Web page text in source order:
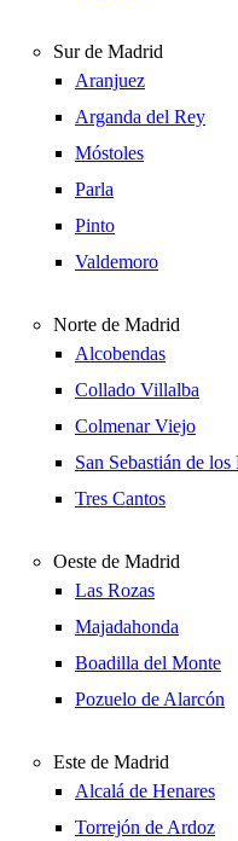
Sur de Madrid
Aranjuez
Arganda del Rey
Móstoles
Parla
Pinto
Valdemoro
Norte de Madrid
Alcobendas
Collado Villalba
Colmenar Viejo
San Sebastián de los
Tres Cantos
Oeste de Madrid
Las Rozas
Majadahonda
Boadilla del Monte
Pozuelo de Alarcón
Este de Madrid
Alcalá de Henares
Torrejón de Ardoz